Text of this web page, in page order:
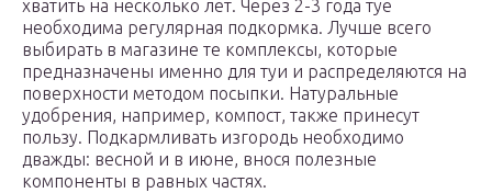
хватить на несколько лет. Через 2-3 года туе
необходима регулярная подкормка. Лучше всего
выбирать в магазине те комплексы, которые
предназначены именно для туи и распределяются на
поверхности методом посыпки. Натуральные
удобрения, например, компост, также принесут
пользу. Подкармливать изгородь необходимо
дважды: весной и в июне, внося полезные
компоненты в равных частях.